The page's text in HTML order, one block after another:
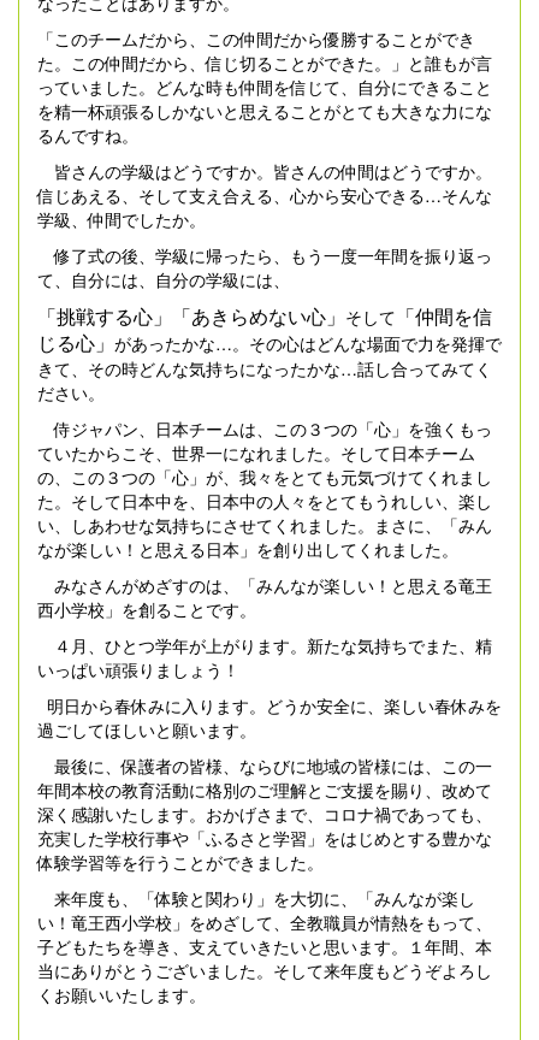
「このチームだから、この仲間だから優勝することができ
た。この仲間だから、信じ切ることができた。」と誰もが言
っていました。どんな時も仲間を信じて、自分にできること
を精一杯頑張るしかないと思えることがとても大きな力にな
るんですね。
皆さんの学級はどうですか。皆さんの仲間はどうですか。
信じあえる、そして支え合える、心から安心できる…そんな
学級、仲間でしたか。
修了式の後、学級に帰ったら、もう一度一年間を振り返っ
て、自分には、自分の学級には、
「挑戦する心」「あきらめない心」 そして 「仲間を信
じる心」 があったかな…。その心はどんな場面で力を発揮で
きて、その時どんな気持ちになったかな…話し合ってみてく
ださい。
侍ジャパン、日本チームは、この３つの「心」を強くもっ
ていたからこそ、世界一になれました。そして日本チーム
の、この３つの「心」が、我々をとても元気づけてくれまし
た。そして日本中を、日本中の人々をとてもうれしい、楽し
い、しあわせな気持ちにさせてくれました。まさに、「みん
なが楽しい！と思える日本」を創り出してくれました。
みなさんがめざすのは、「みんなが楽しい！と思える竜王
西小学校」を創ることです。
４月、ひとつ学年が上がります。新たな気持ちでまた、精
いっぱい頑張りましょう！
明日から春休みに入ります。どうか安全に、楽しい春休みを
過ごしてほしいと願います。
最後に、保護者の皆様、ならびに地域の皆様には、この一
年間本校の教育活動に格別のご理解とご支援を賜り、改めて
深く感謝いたします。おかげさまで、コロナ禍であっても、
充実した学校行事や「ふるさと学習」をはじめとする豊かな
体験学習等を行うことができました。
来年度も、「体験と関わり」を大切に、「みんなが楽し
い！竜王西小学校」をめざして、全教職員が情熱をもって、
子どもたちを導き、支えていきたいと思います。１年間、本
当にありがとうございました。そして来年度もどうぞよろし
くお願いいたします。